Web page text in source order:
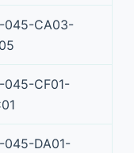
045-CA03-
045-CF01-
045-DA01-